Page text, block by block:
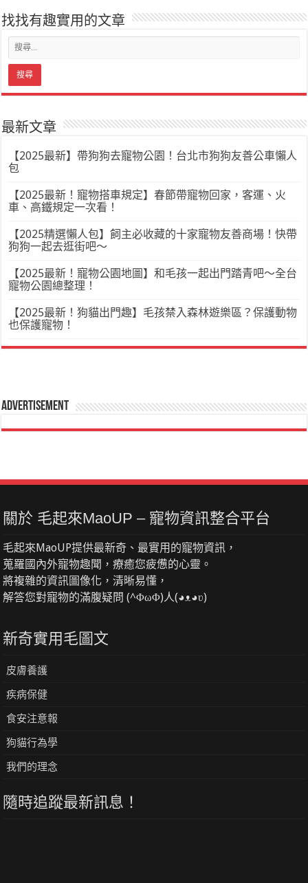
找找有趣實用的文章
最新文章
【2025最新】帶狗狗去寵物公園！台北市狗狗友善公車懶人
包
【2025最新！寵物搭車規定】春節帶寵物回家，客運、火
車、高鐵規定一次看！
【2025精選懶人包】飼主必收藏的十家寵物友善商場！快帶
狗狗一起去逛街吧～
【2025最新！寵物公園地圖】和毛孩一起出門踏青吧～全台
寵物公園總整理！
【2025最新！狗貓出門趣】毛孩禁入森林遊樂區？保護動物
也保護寵物！
Advertisement
關於 毛起來MaoUP – 寵物資訊整合平台
毛起來MaoUP提供最新奇、最實用的寵物資訊，
蒐羅國內外寵物趣聞，療癒您疲憊的心靈。
將複雜的資訊圖像化，清晰易懂，
解答您對寵物的滿腹疑問 (^ΦωΦ)人(◕ᴥ◕ʋ)
新奇實用毛圖文
皮膚養護
疾病保健
食安注意報
狗貓行為學
我們的理念
隨時追蹤最新訊息！